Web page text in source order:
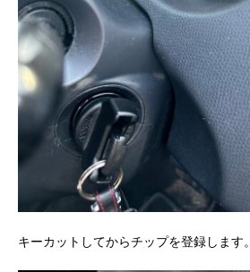
キーカットしてからチップを登録します。